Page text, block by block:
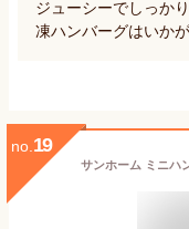
ジューシーでしっか
凍ハンバーグはいか
no. 19